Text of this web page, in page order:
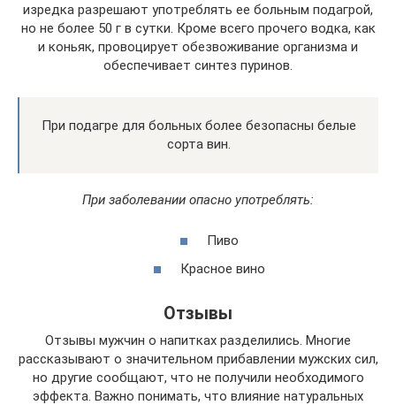
изредка разрешают употреблять ее больным подагрой,
но не более 50 г в сутки. Кроме всего прочего водка, как
и коньяк, провоцирует обезвоживание организма и
обеспечивает синтез пуринов.
При подагре для больных более безопасны белые
сорта вин.
При заболевании опасно употреблять:
Пиво
Красное вино
Отзывы
Отзывы мужчин о напитках разделились. Многие
рассказывают о значительном прибавлении мужских сил,
но другие сообщают, что не получили необходимого
эффекта. Важно понимать, что влияние натуральных